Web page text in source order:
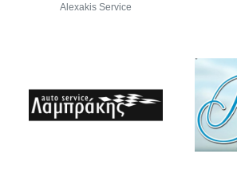
Alexakis Service